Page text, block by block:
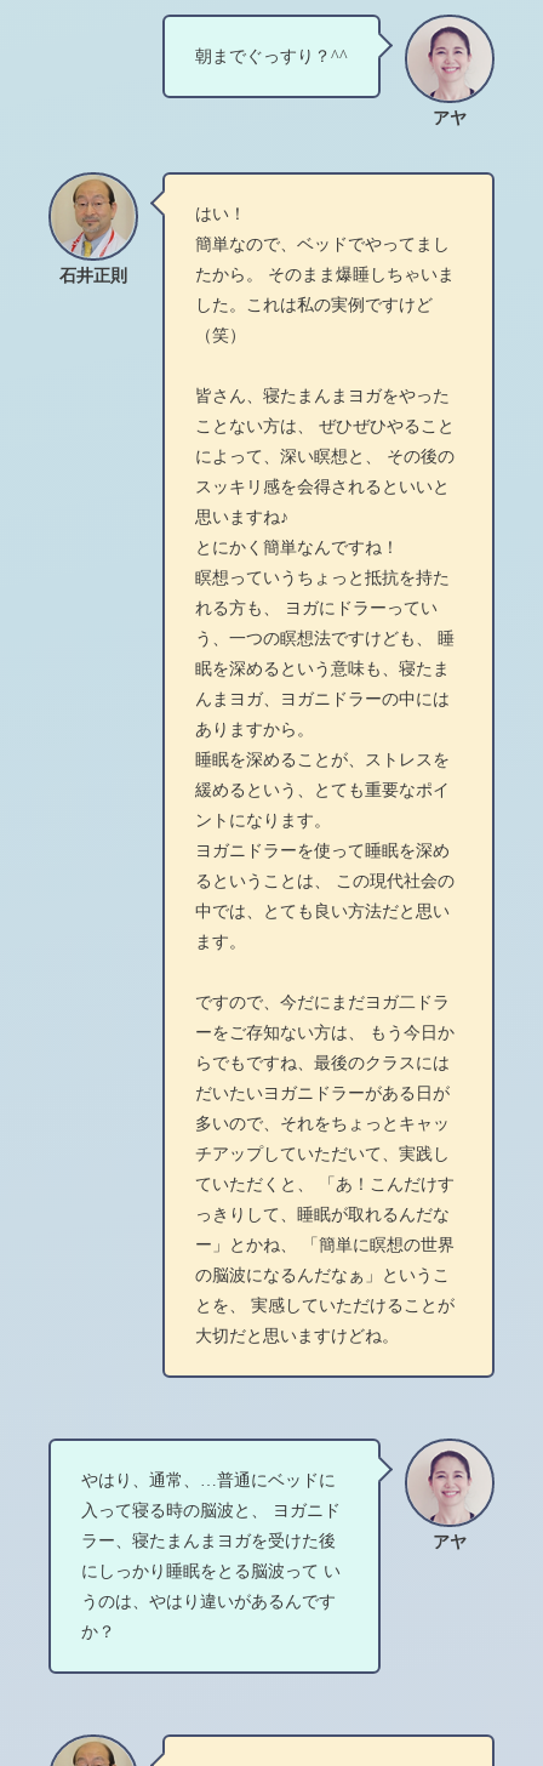
アヤ
朝までぐっすり？^^
石井正則
はい！
簡単なので、ベッドでやってまし
たから。 そのまま爆睡しちゃいま
した。これは私の実例ですけど
（笑）
皆さん、寝たまんまヨガをやった
ことない方は、 ぜひぜひやること
によって、深い瞑想と、 その後の
スッキリ感を会得されるといいと
思いますね♪
とにかく簡単なんですね！
瞑想っていうちょっと抵抗を持た
れる方も、 ヨガにドラーってい
う、一つの瞑想法ですけども、 睡
眠を深めるという意味も、寝たま
んまヨガ、ヨガニドラーの中には
ありますから。
睡眠を深めることが、ストレスを
緩めるという、とても重要なポイ
ントになります。
ヨガニドラーを使って睡眠を深め
るということは、 この現代社会の
中では、とても良い方法だと思い
ます。
ですので、今だにまだヨガ二ドラ
ーをご存知ない方は、 もう今日か
らでもですね、最後のクラスには
だいたいヨガニドラーがある日が
多いので、それをちょっとキャッ
チアップしていただいて、実践し
ていただくと、 「あ！こんだけす
っきりして、睡眠が取れるんだな
ー」とかね、 「簡単に瞑想の世界
の脳波になるんだなぁ」というこ
とを、 実感していただけることが
大切だと思いますけどね。
アヤ
やはり、通常、…普通にベッドに
入って寝る時の脳波と、 ヨガニド
ラー、寝たまんまヨガを受けた後
にしっかり睡眠をとる脳波って い
うのは、やはり違いがあるんです
か？